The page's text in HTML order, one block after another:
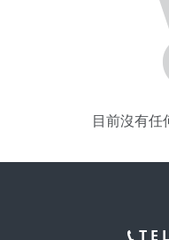
目前沒有任
T E